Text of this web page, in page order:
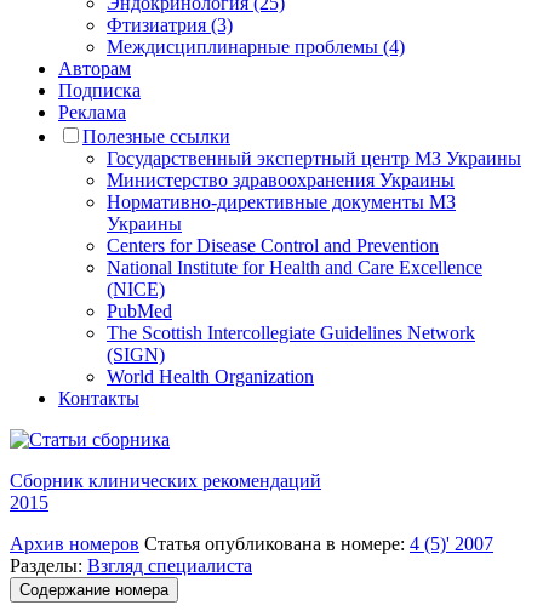
Фтизиатрия (3)
Междисциплинарные проблемы (4)
Авторам
Подписка
Реклама
Полезные ссылки
Государственный экспертный центр МЗ Украины
Министерство здравоохранения Украины
Нормативно-директивные документы МЗ
Украины
Centers for Disease Control and Prevention
National Institute for Health and Care Excellence
(NICE)
PubMed
The Scottish Intercollegiate Guidelines Network
(SIGN)
World Health Organization
Контакты
Сборник клинических рекомендаций
2015
Архив номеров Статья опубликована в номере: 4 (5)' 2007
Разделы: Взгляд специалиста
Содержание номера